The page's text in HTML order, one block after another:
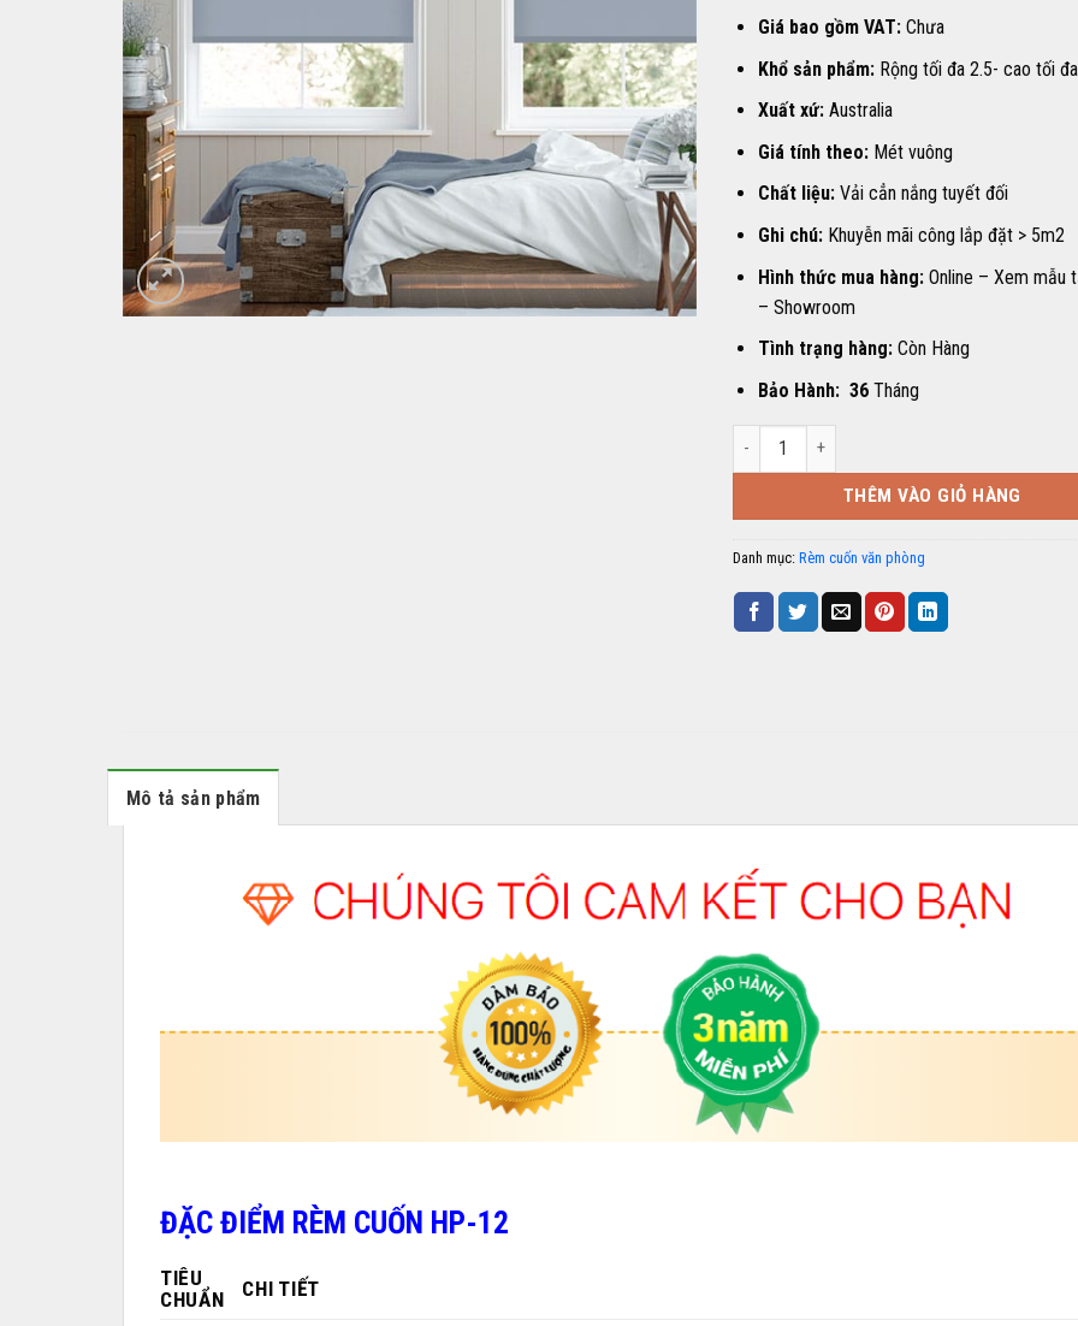
Giá bao gồm VAT: Chưa
Khổ sản phẩm: Rộng tối đa 2.5- cao tối
Xuất xứ: Australia
Giá tính theo: Mét vuông
Chất liệu: Vải cẳn nắng tuyết đối
Ghi chú: Khuyễn mãi công lắp đặt > 5m2
Hình thức mua hàng: Online – Xem mẫu
– Showroom
Tình trạng hàng: Còn Hàng
Bảo Hành: 36 Tháng
RÈM CUỐN HP-04 số lượng
THÊM VÀO GIỎ HÀNG
Danh mục: Rèm cuốn văn phòng
Mô tả sản phẩm
ĐẶC ĐIỂM RÈM CUỐN HP-12
TIÊU
CHUẨN
CHI TIẾT